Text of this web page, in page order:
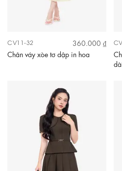
CV11-32
360.000 ₫
Chân váy xòe tơ dập in hoa